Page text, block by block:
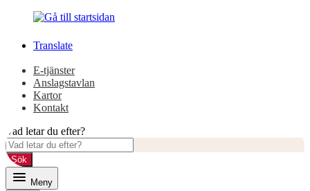
innehåll
huvudmeny
Translate
E-tjänster
Anslagstavlan
Kartor
Kontakt
Vad letar du efter?
Sök
Meny